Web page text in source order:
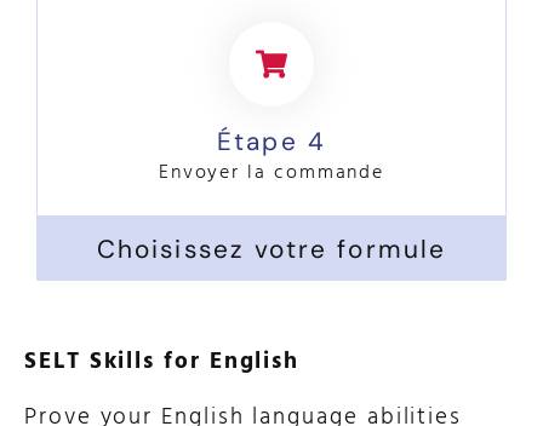
Étape 4
Envoyer la commande
Choisissez votre formule
SELT Skills for English